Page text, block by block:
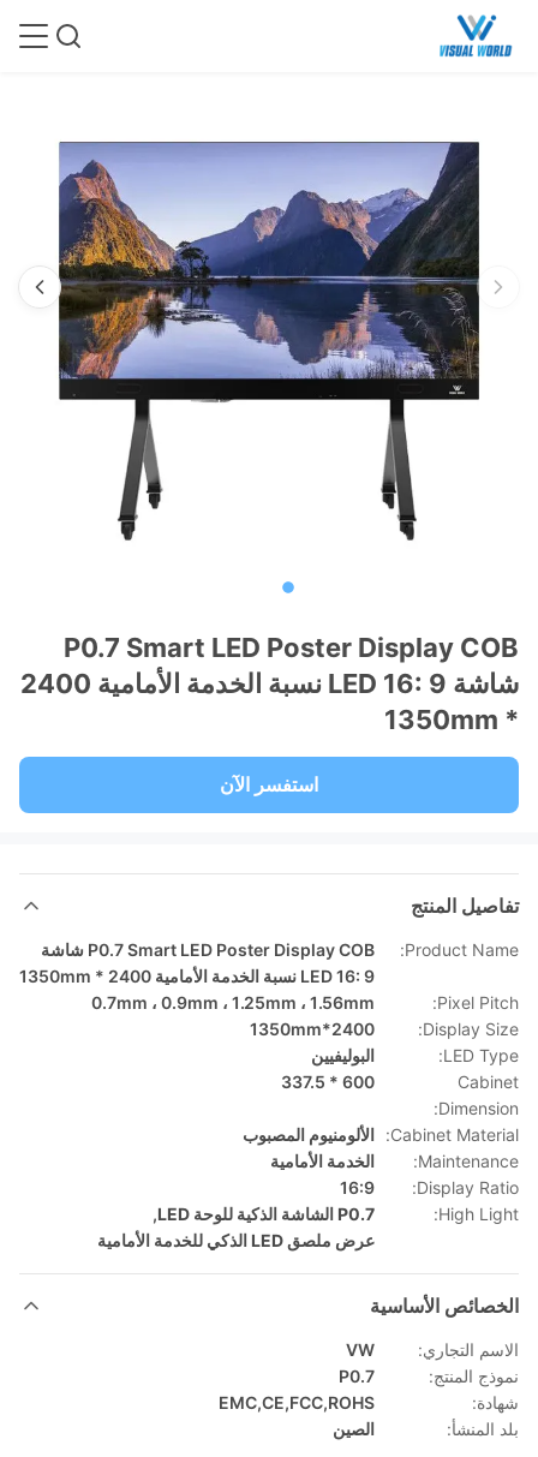
P0.7 Smart LED Poster Display COB
شاشة LED 16: 9 نسبة الخدمة الأمامية 2400
* 1350mm
استفسر الآن
تفاصيل المنتج
Product Name:
P0.7 Smart LED Poster Display COB شاشة
LED 16: 9 نسبة الخدمة الأمامية 2400 * 1350mm
Pixel Pitch:
0.7mm ، 0.9mm ، 1.25mm ، 1.56mm
Display Size:
2400*1350mm
LED Type:
البوليفيين
Cabinet
Dimension:
600 * 337.5
Cabinet Material:
الألومنيوم المصبوب
Maintenance:
الخدمة الأمامية
Display Ratio:
16:9
High Light:
P0.7 الشاشة الذكية للوحة LED
,
عرض ملصق LED الذكي للخدمة الأمامية
الخصائص الأساسية
الاسم التجاري:
VW
نموذج المنتج:
P0.7
شهادة:
EMC,CE,FCC,ROHS
بلد المنشأ:
الصين